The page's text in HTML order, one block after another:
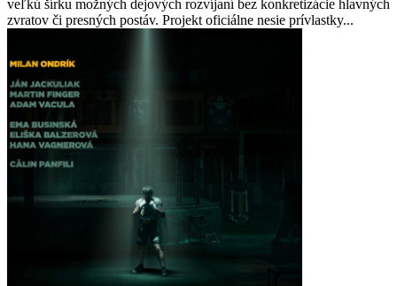
veľkú šírku možných dejových rozvíjaní bez konkretizácie hlavných
zvratov či presných postáv. Projekt oficiálne nesie prívlastky...